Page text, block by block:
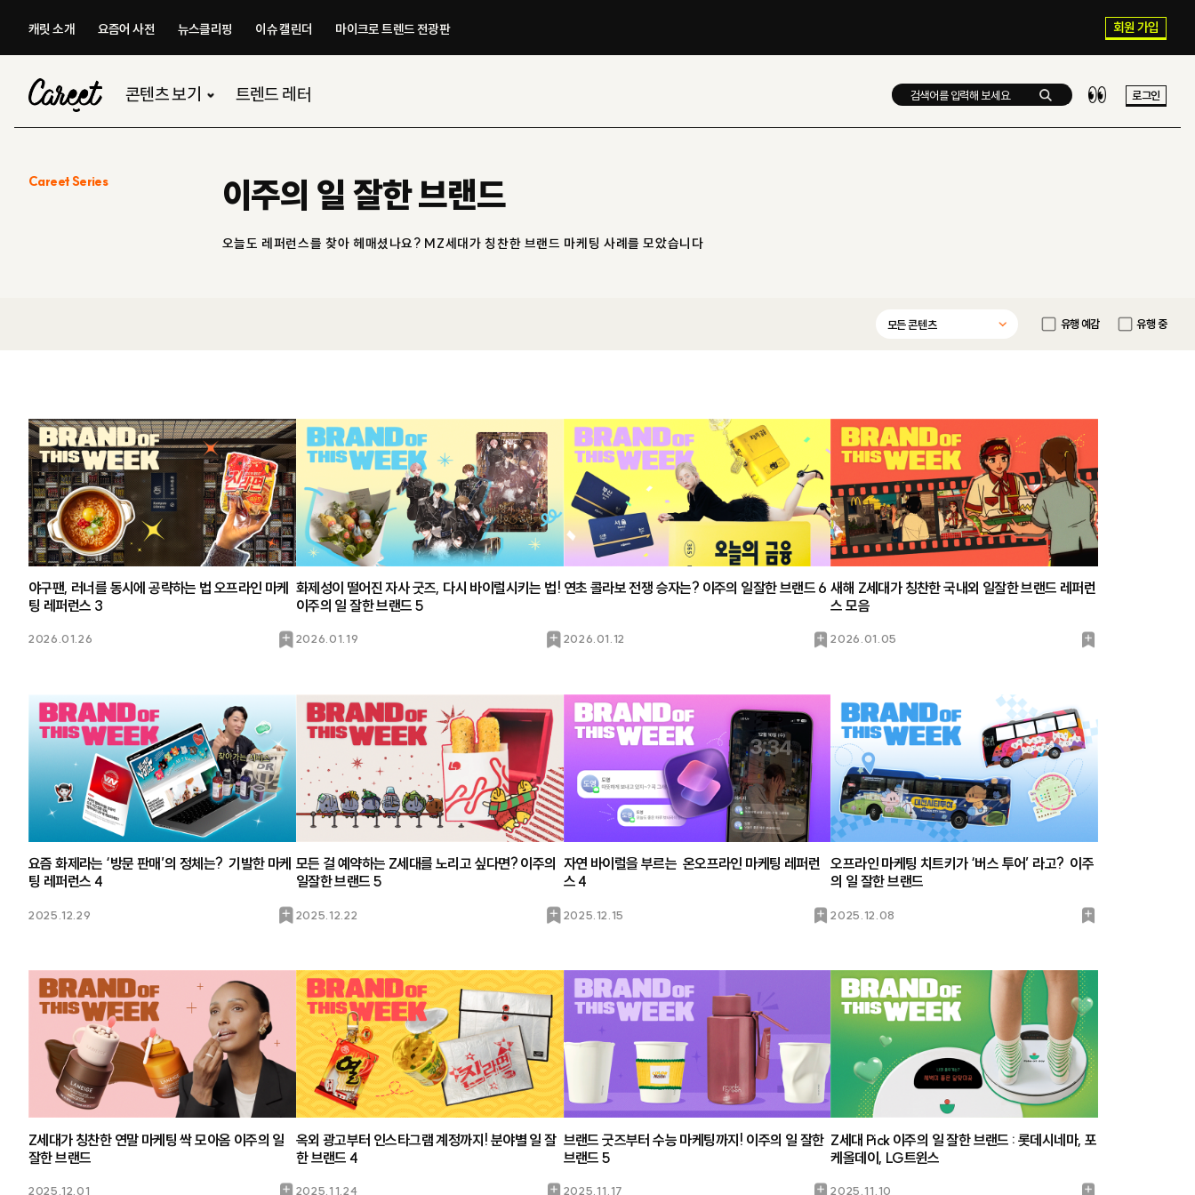
캐릿 소개 요즘어 사전 뉴스클리핑 이슈 캘린더 마이크로 트렌드 전광판​ 회원 가입
콘텐츠 보기 트렌드 레터 로그인
Careet Series 이주의 일 잘한 브랜드
오늘도 레퍼런스를 찾아 헤매셨나요? MZ세대가 칭찬한 브랜드 마케팅 사례를 모았습니다
유행 예감 유행 중
야구팬, 러너를 동시에 공략하는 법 오프라인 마케
팅 레퍼런스 3
2026.01.26
북
화제성이 떨어진 자사 굿즈, 다시 바이럴시키는 법!
이주의 일 잘한 브랜드 5
2026.01.19
북
크
연초 콜라보 전쟁 승자는? 이주의 일잘한 브랜드 6
2026.01.12
북
크
새해 Z세대가 칭찬한 국내외 일잘한 브랜드 레퍼런
스 모음
2026.01.05
북
요즘 화제라는 ‘방문 판매’의 정체는? 기발한 마케
팅 레퍼런스 4
2025.12.29
북
크
모든 걸 예약하는 Z세대를 노리고 싶다면? 이주의
일잘한 브랜드 5
2025.12.22
북
크
자연 바이럴을 부르는 온오프라인 마케팅 레퍼런
스 4
2025.12.15
북
크
오프라인 마케팅 치트키가 ‘버스 투어’ 라고? 이주
의 일 잘한 브랜드
2025.12.08
북
크
Z세대가 칭찬한 연말 마케팅 싹 모아옴 이주의 일
잘한 브랜드
2025.12.01
옥외 광고부터 인스타그램 계정까지! 분야별 일 잘
한 브랜드 4
2025.11.24
브랜드 굿즈부터 수능 마케팅까지! 이주의 일 잘한
브랜드 5
2025.11.17
Z세대 Pick 이주의 일 잘한 브랜드 : 롯데시네마, 포
케올데이, LG트윈스
2025.11.10